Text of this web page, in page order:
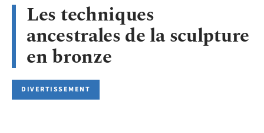
Les techniques
ancestrales de la sculpture
en bronze
DIVERTISSEMENT